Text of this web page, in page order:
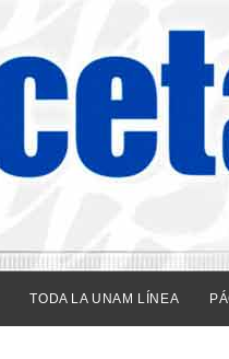
TODA LA UNAM LÍNEA